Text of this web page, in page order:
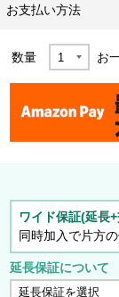
お支払い方法
数量 お
ワイド保証(延長
同時加入で片方
延長保証について